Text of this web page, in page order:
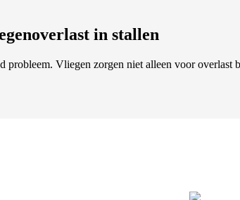
in stallen
probleem. Vliegen zorgen niet alleen voor